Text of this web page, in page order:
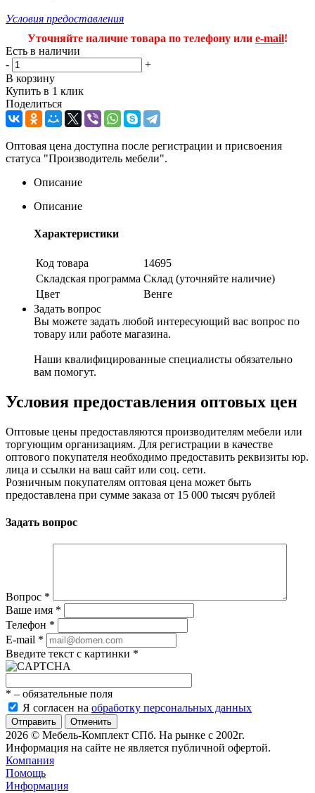
Условия предоставления
Уточняйте наличие товара по телефону или e-mail!
Есть в наличии
-
+
В корзину
Купить в 1 клик
Поделиться
Оптовая цена доступна после регистрации и присвоения
статуса "Производитель мебели".
Описание
Описание
Характеристики
Код товара
14695
Складская программа Склад (уточняйте наличие)
Цвет
Венге
Задать вопрос
Вы можете задать любой интересующий вас вопрос по
товару или работе магазина.
Наши квалифицированные специалисты обязательно
вам помогут.
Условия предоставления оптовых цен
Оптовые цены предоставляются производителям мебели или
торгующим организациям. Для регистрации в качестве
оптового покупателя необходимо предоставить реквизиты юр.
лица и ссылки на ваш сайт или соц. сети.
Розничным покупателям оптовая цена может быть
предоставлена при сумме заказа от 15 000 тысяч рублей
Задать вопрос
Вопрос *
Ваше имя *
Телефон *
E-mail *
Введите текст с картинки *
* – обязательные поля
Я согласен на обработку персональных данных
Отменить
2026 © Мебель-Комплект СПб. На рынке с 2002г.
Информация на сайте не является публичной офертой.
Компания
Помощь
Информация